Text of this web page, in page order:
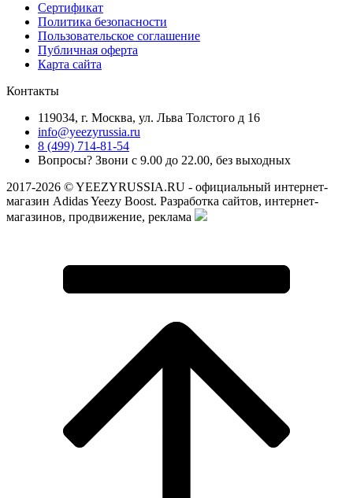
Сертификат
Политика безопасности
Пользовательское соглашение
Публичная оферта
Карта сайта
Контакты
119034, г. Москва, ул. Льва Толстого д 16
info@yeezyrussia.ru
8 (499) 714-81-54
Вопросы? Звони с 9.00 до 22.00, без выходных
2017-2026 © YEEZYRUSSIA.RU - официальный интернет-
магазин Adidas Yeezy Boost. Разработка сайтов, интернет-
магазинов, продвижение, реклама